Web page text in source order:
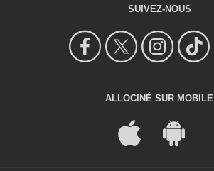
SUIVEZ-NOUS
ALLOCINÉ SUR MOBILE